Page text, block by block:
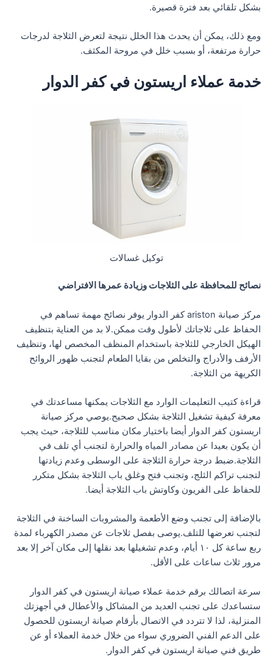
بشكل تلقائي بعد فترة قصيرة.
ومع ذلك، يمكن أن يحدث هذا الخلل نتيجة لتعرض الثلاجة لدرجات
حرارة مرتفعة، أو بسبب خلل في مروحة المكثف.
خدمة عملاء اريستون في كفر الدوار
توكيل غسالات
نصائح للمحافظة على الثلاجات وزيادة عمرها الافتراضي
مركز صيانة ariston كفر الدوار يوفر نصائح مهمة تساهم في
الحفاظ على ثلاجاتك لأطول وقت ممكن.لا بد من العناية بتنظيف
الهيكل الخارجي للثلاجة باستخدام المنظف المخصص لها، وتنظيف
الأرفف والأدراج والتخلص من بقايا الطعام لتجنب ظهور الروائح
الكريهة من الثلاجة.
قراءة كتيب التعليمات الوارد مع الثلاجات يمكنها مساعدتك في
معرفة كيفية تشغيل الثلاجة بشكل صحيح.يوصي مركز صيانة
اريستون كفر الدوار أيضا باختيار مكان مناسب للثلاجة، حيث يجب
أن يكون بعيدا عن مصادر المياه والحرارة لتجنب أي تلف في
الثلاجة.ضبط درجة حرارة الثلاجة على الوسطى وعدم زيادتها
لتجنب تراكم الثلج، وتجنب فتح وغلق باب الثلاجة بشكل متكرر
للحفاظ على الفريون وكاوتش باب الثلاجة أيضا.
بالإضافة إلى تجنب وضع الأطعمة والمشروبات الساخنة في الثلاجة
لتجنب تعرضها للتلف.يوصى بفصل ثلاجات عن مصدر الكهرباء لمدة
ربع ساعة كل ١٠ أيام، وعدم تشغيلها بعد نقلها إلى مكان آخر إلا بعد
مرور ثلاث ساعات على الأقل.
سرعة اتصالك برقم خدمة عملاء صيانة اريستون في كفر الدوار
ستساعدك على تجنب العديد من المشاكل والأعطال في أجهزتك
المنزلية، لذا لا تتردد في الاتصال بأرقام صيانة اريستون للحصول
على الدعم الفني الضروري سواء من خلال خدمة العملاء أو عن
طريق فني صيانة اريستون في كفر الدوار.